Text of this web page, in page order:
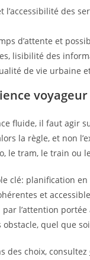
l’accessibilité des
d’attente et
lisibilité des
de vie urbaine
voyageur
fluide, il faut agir
la règle, et non
le tram, le train ou
clé: planification
et
l’attention
quel que
des choix, consultez